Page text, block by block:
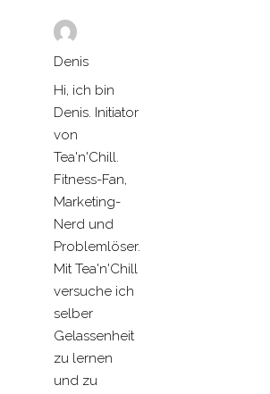
Denis
Hi, ich bin
Denis. Initiator
von
Tea'n'Chill.
Fitness-Fan,
Marketing-
Nerd und
Problemlöser.
Mit Tea'n'Chill
versuche ich
selber
Gelassenheit
zu lernen
und zu